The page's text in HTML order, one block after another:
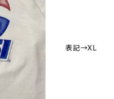
表記→XL